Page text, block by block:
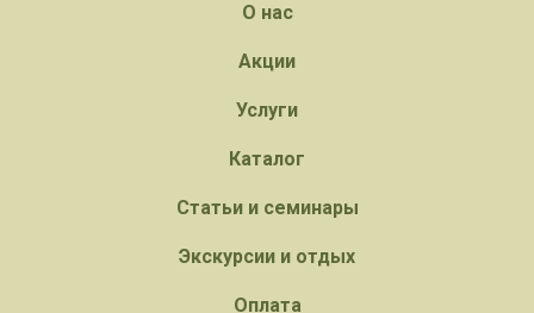
О нас
Акции
Услуги
Каталог
Статьи и семинары
Экскурсии и отдых
Оплата